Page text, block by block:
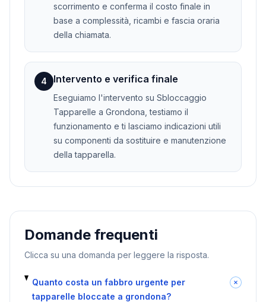
scorrimento e conferma il costo finale in
base a complessità, ricambi e fascia oraria
della chiamata.
4 Intervento e verifica finale
Eseguiamo l'intervento su Sbloccaggio
Tapparelle a Grondona, testiamo il
funzionamento e ti lasciamo indicazioni utili
su componenti da sostituire e manutenzione
della tapparella.
Domande frequenti
Clicca su una domanda per leggere la risposta.
Quanto costa un fabbro urgente per
tapparelle bloccate a grondona?